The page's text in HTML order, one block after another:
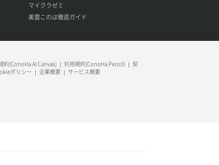
マイクラゼミ
美雲このは徹底ガイド
約(ConoHa AI Canvas) 利用規約(ConoHa Pencil)
契
ポリシー
企業概要 サービス概要